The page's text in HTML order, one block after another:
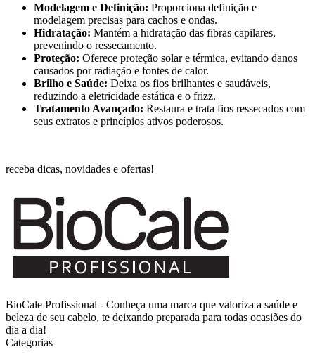
Modelagem e Definição: Proporciona definição e
modelagem precisas para cachos e ondas.
Hidratação: Mantém a hidratação das fibras capilares,
prevenindo o ressecamento.
Proteção: Oferece proteção solar e térmica, evitando danos
causados por radiação e fontes de calor.
Brilho e Saúde: Deixa os fios brilhantes e saudáveis,
reduzindo a eletricidade estática e o frizz.
Tratamento Avançado: Restaura e trata fios ressecados com
seus extratos e princípios ativos poderosos.
receba dicas, novidades e ofertas!
BioCale Profissional - Conheça uma marca que valoriza a saúde e
beleza de seu cabelo, te deixando preparada para todas ocasiões do
dia a dia!
Categorias